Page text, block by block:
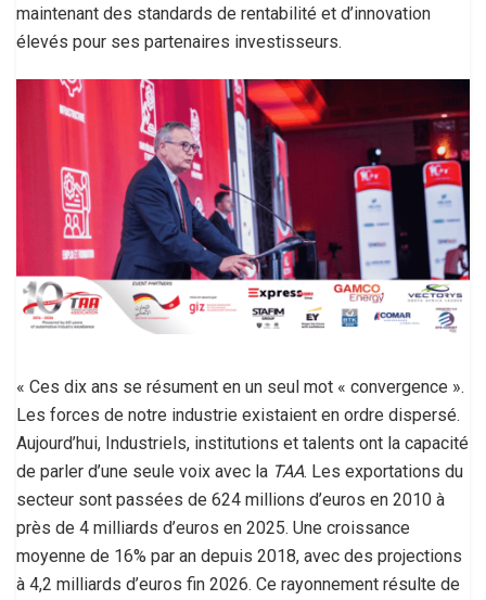
maintenant des standards de rentabilité et d’innovation
élevés pour ses partenaires investisseurs.
« Ces dix ans se résument en un seul mot « convergence ».
Les forces de notre industrie existaient en ordre dispersé.
Aujourd’hui, Industriels, institutions et talents ont la capacité
de parler d’une seule voix avec la TAA. Les exportations du
secteur sont passées de 624 millions d’euros en 2010 à
près de 4 milliards d’euros en 2025. Une croissance
moyenne de 16% par an depuis 2018, avec des projections
à 4,2 milliards d’euros fin 2026. Ce rayonnement résulte de